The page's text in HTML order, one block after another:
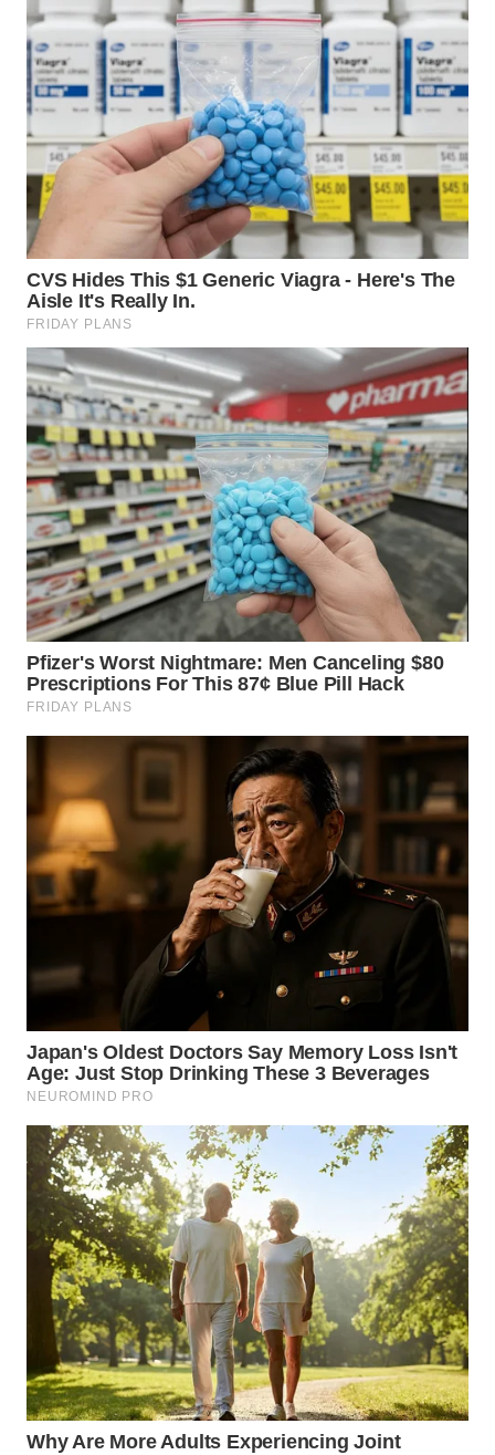
SERDANG
WN
TEBING
TINGGI
WN
PAKPAK
WN
KARAWANG
BEKASI
WN
BOGOR
WN
DEPOK
WN
TAPANULI
UTARA
WN
SAMOSIR
WN
PADANG
LAWAS
WN
SUMEDANG
CIANJUR
WN
KEPULAUAN
SERIBU
WN
TANGERANG
WN
BINJAI
WN
CIREBON
WN
INDRAMAYU